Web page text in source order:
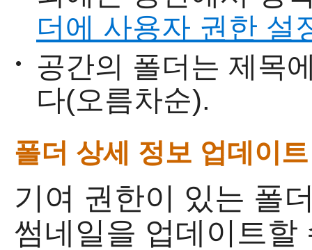
더에 사용자 권한 설
•
공간의 폴더는 제목
다(오름차순).
폴더 상세 정보 업데이트
기여 권한이 있는 폴
썸네일을 업데이트할